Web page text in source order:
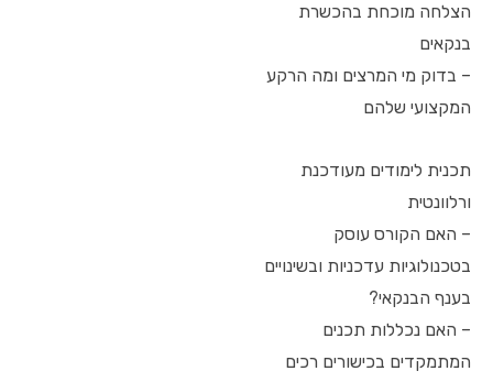
הצלחה מוכחת בהכשרת
בנקאים
– בדוק מי המרצים ומה הרקע
המקצועי שלהם
תכנית לימודים מעודכנת
ורלוונטית
– האם הקורס עוסק
בטכנולוגיות עדכניות ובשינויים
בענף הבנקאי?
– האם נכללות תכנים
המתמקדים בכישורים רכים